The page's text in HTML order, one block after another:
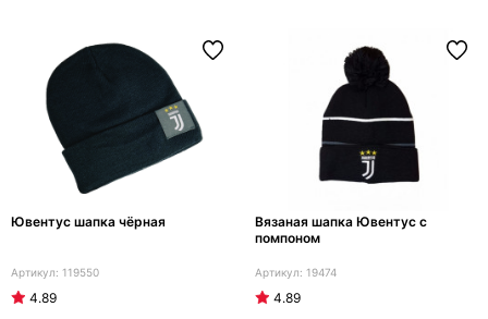
Ювентус шапка чёрная
119550
4.89
Вязаная шапка Ювентус с
помпоном
19474
4.89